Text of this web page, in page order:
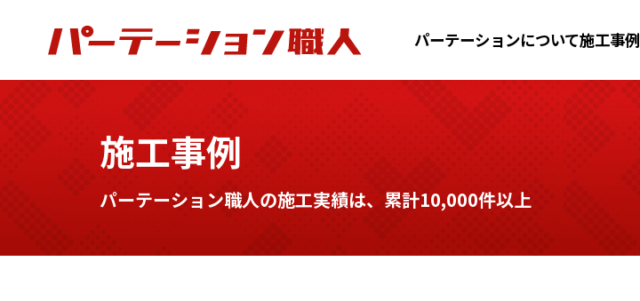
パーテーションについて施工事例
施工事例
パーテーション職人の施工実績は、累計10,000件以上